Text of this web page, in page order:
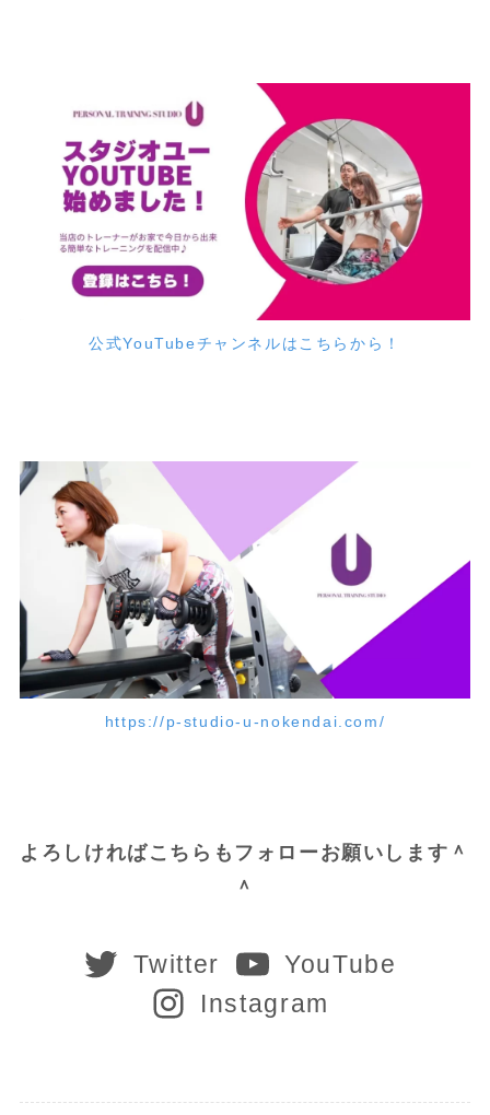
公式YouTubeチャンネルはこちらから！
https://p-studio-u-nokendai.com/
よろしければこちらもフォローお願いします＾
＾
Twitter
YouTube
Instagram